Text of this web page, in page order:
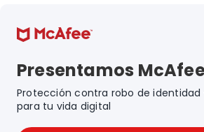
Presentamos
Protección contra robo de identidad
para tu vida digital